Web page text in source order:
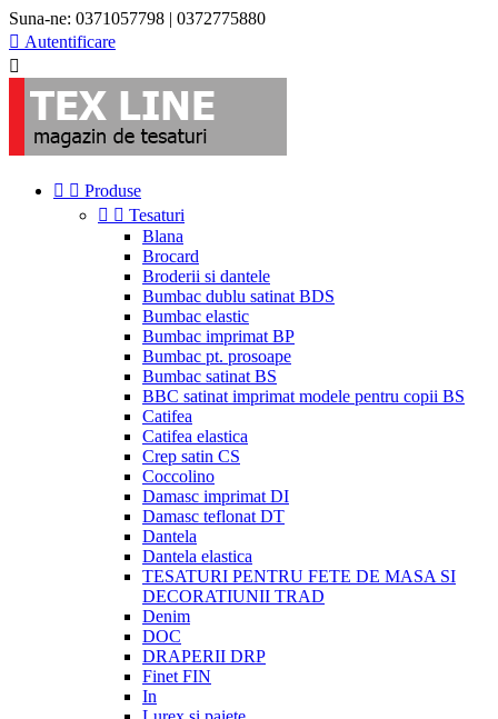
Suna-ne: 0371057798 | 0372775880
 Autentificare

  Produse
  Tesaturi
Blana
Brocard
Broderii si dantele
Bumbac dublu satinat BDS
Bumbac elastic
Bumbac imprimat BP
Bumbac pt. prosoape
Bumbac satinat BS
BBC satinat imprimat modele pentru copii BS
Catifea
Catifea elastica
Crep satin CS
Coccolino
Damasc imprimat DI
Damasc teflonat DT
Dantela
Dantela elastica
TESATURI PENTRU FETE DE MASA SI
DECORATIUNII TRAD
Denim
DOC
DRAPERII DRP
Finet FIN
In